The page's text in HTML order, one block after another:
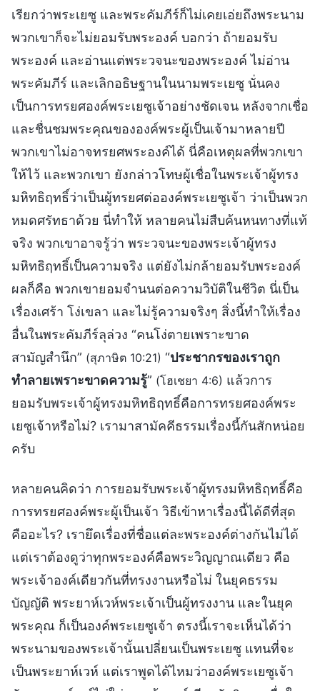
เรียกว่าพระเยซู และพระคัมภีร์ก็ไม่เคยเอ่ยถึงพระนาม
พวกเขาก็จะไม่ยอมรับพระองค์ บอกว่า ถ้ายอมรับ
พระองค์ และอ่านแต่พระวจนะของพระองค์ ไม่อ่าน
พระคัมภีร์ และเลิกอธิษฐานในนามพระเยซู นั่นคง
เป็นการทรยศองค์พระเยซูเจ้าอย่างชัดเจน หลังจากเชื่อ
และชื่นชมพระคุณขององค์พระผู้เป็นเจ้ามาหลายปี
พวกเขาไม่อาจทรยศพระองค์ได้ นี่คือเหตุผลที่พวกเขา
ให้ไว้ และพวกเขา ยังกล่าวโทษผู้เชื่อในพระเจ้าผู้ทรง
มหิทธิฤทธิ์ว่าเป็นผู้ทรยศต่อองค์พระเยซูเจ้า ว่าเป็นพวก
หมดศรัทธาด้วย นี่ทำให้ หลายคนไม่สืบค้นหนทางที่แท้
จริง พวกเขาอาจรู้ว่า พระวจนะของพระเจ้าผู้ทรง
มหิทธิฤทธิ์เป็นความจริง แต่ยังไม่กล้ายอมรับพระองค์
ผลก็คือ พวกเขายอมจำนนต่อความวิบัติในชีวิต นี่เป็น
เรื่องเศร้า โง่เขลา และไม่รู้ความจริงๆ สิ่งนี้ทำให้เรื่อง
อื่นในพระคัมภีร์ลุล่วง “คนโง่ตายเพราะขาด
สามัญสำนึก” (สุภาษิต 10:21) “ประชากรของเราถูก
ทำลายเพราะขาดความรู้” (โฮเชยา 4:6) แล้วการ
ยอมรับพระเจ้าผู้ทรงมหิทธิฤทธิ์คือการทรยศองค์พระ
เยซูเจ้าหรือไม่? เรามาสามัคคีธรรมเรื่องนี้กันสักหน่อย
ครับ
หลายคนคิดว่า การยอมรับพระเจ้าผู้ทรงมหิทธิฤทธิ์คือ
การทรยศองค์พระผู้เป็นเจ้า วิธีเข้าหาเรื่องนี้ได้ดีที่สุด
คืออะไร? เรายึดเรื่องที่ชื่อแต่ละพระองค์ต่างกันไม่ได้
แต่เราต้องดูว่าทุกพระองค์คือพระวิญญาณเดียว คือ
พระเจ้าองค์เดียวกันที่ทรงงานหรือไม่ ในยุคธรรม
บัญญัติ พระยาห์เวห์พระเจ้าเป็นผู้ทรงงาน และในยุค
พระคุณ ก็เป็นองค์พระเยซูเจ้า ตรงนี้เราจะเห็นได้ว่า
พระนามของพระเจ้านั้นเปลี่ยนเป็นพระเยซู แทนที่จะ
เป็นพระยาห์เวห์ แต่เราพูดได้ไหมว่าองค์พระเยซูเจ้า